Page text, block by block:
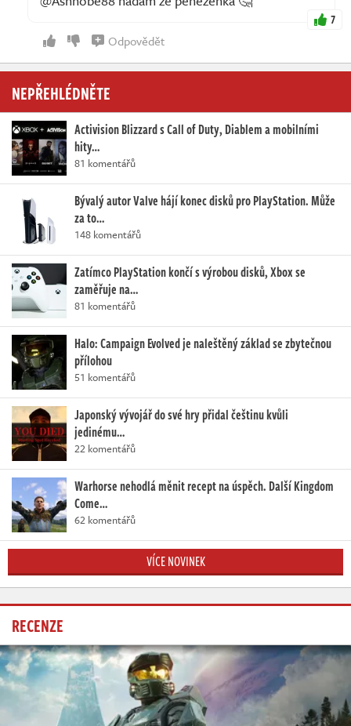
7
Odpovědět
NEPŘEHLÉDNĚTE
Activision Blizzard s Call of Duty, Diablem a mobilními
hity…
81 komentářů
Bývalý autor Valve hájí konec disků pro PlayStation. Může
za to…
148 komentářů
Zatímco PlayStation končí s výrobou disků, Xbox se
zaměřuje na…
81 komentářů
Halo: Campaign Evolved je naleštěný základ se zbytečnou
přílohou
51 komentářů
Japonský vývojář do své hry přidal češtinu kvůli
jedinému…
22 komentářů
Warhorse nehodlá měnit recept na úspěch. Další Kingdom
Come…
62 komentářů
VÍCE NOVINEK
RECENZE